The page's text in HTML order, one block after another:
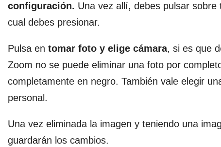
configuración. Una vez allí, debes pulsar
cual debes presionar.
Pulsa en tomar foto y elige cámara, si es que
Zoom no se puede eliminar una foto por
completamente en negro. También vale elegir
personal.
Una vez eliminada la imagen y teniendo una
guardarán los cambios.